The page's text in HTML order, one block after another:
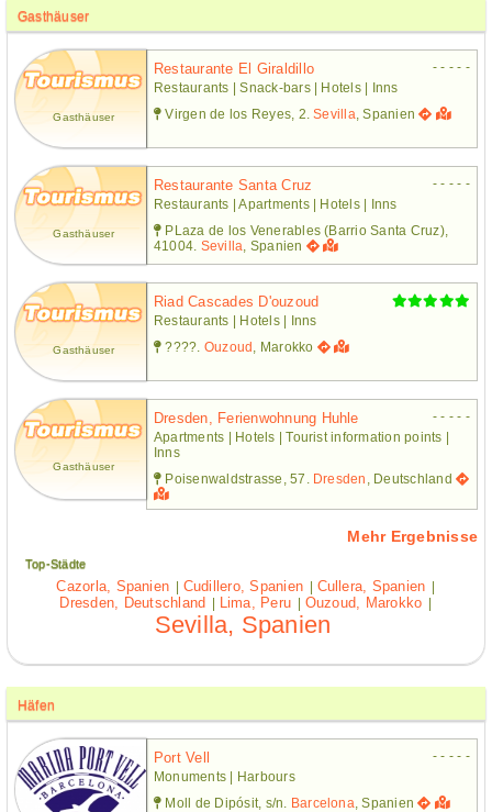
Gasthäuser
Gasthäuser
Restaurante El Giraldillo
- - - - -
Restaurants | Snack-bars | Hotels | Inns
Virgen de los Reyes, 2.Sevilla , Spanien
Gasthäuser
Restaurante Santa Cruz
- - - - -
Restaurants | Apartments | Hotels | Inns
PLaza de los Venerables (Barrio Santa Cruz),
41004. Sevilla , Spanien
Gasthäuser
Riad Cascades D'ouzoud
Restaurants | Hotels | Inns
????. Ouzoud , Marokko
Gasthäuser
Dresden, Ferienwohnung Huhle
- - - - -
Apartments | Hotels | Tourist information points |
Inns
Poisenwaldstrasse, 57. Dresden , Deutschland
Mehr Ergebnisse
Top-Städte
Cazorla, Spanien | Cudillero, Spanien | Cullera, Spanien |
Dresden, Deutschland | Lima, Peru | Ouzoud, Marokko |
Sevilla, Spanien
Häfen
Port Vell
- - - - -
Monuments | Harbours
Moll de Dipósit, s/n. Barcelona , Spanien